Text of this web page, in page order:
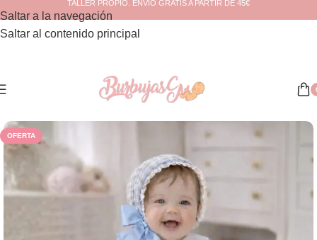
Saltar a la navegación
Saltar al contenido principal
TALLER PROPIO. ENVÍO GRATIS A PARTIR DE 45€
Inicio
OFERTA